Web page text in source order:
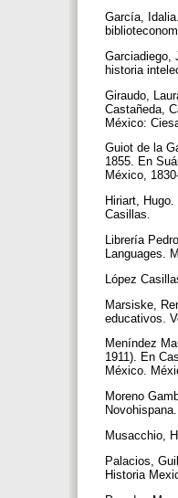
García,
Garciadiego,
historia
Giraudo,
Castañeda,
México:
Guiot de la
1855. En
México,
Hiriart,
Casillas.
Librería
Languages.
López
Marsiske,
educativos.
Meníndez
1911). En
México.
Moreno
Musacchio,
Palacios,
Historia